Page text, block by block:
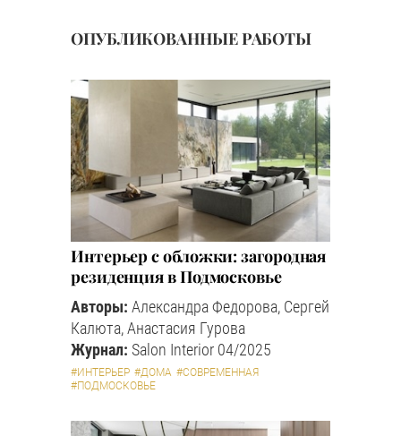
ОПУБЛИКОВАННЫЕ РАБОТЫ
Интерьер с обложки: загородная
резиденция в Подмосковье
Авторы: Александра Федорова, Сергей
Калюта, Анастасия Гурова
Журнал: Salon Interior 04/2025
#ИНТЕРЬЕР #ДОМА #СОВРЕМЕННАЯ
#ПОДМОСКОВЬЕ